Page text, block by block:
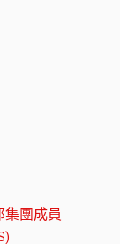
集團成員